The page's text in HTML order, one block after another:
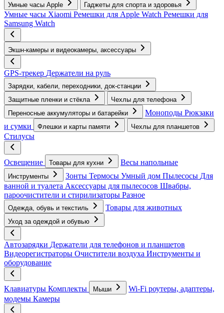
Умные часы Apple Гаджеты для спорта и здоровья
Умные часы Xiaomi Ремешки для Apple Watch Ремешки для
Samsung Watch
Экшн-камеры и видеокамеры, аксессуары
GPS-трекер Держатели на руль
Зарядки, кабели, переходники, док-станции
Защитные пленки и стёкла
Чехлы для телефона
Переносные аккумуляторы и батарейки
Моноподы Рюкзаки
и сумки
Флешки и карты памяти Чехлы для планшетов
Стилусы
Освещение Товары для кухни Весы напольные
Инструменты Зонты Термосы Умный дом Пылесосы Для
ванной и туалета Аксессуары для пылесосов Швабры,
пароочистители и стирилизаторы Разное
Одежда, обувь и текстиль Товары для животных
Уход за одеждой и обувью
Автозарядки Держатели для телефонов и планшетов
Видеорегистраторы Очистители воздуха Инструменты и
оборудование
Клавиатуры Комплекты Мыши
Wi-Fi роутеры, адаптеры,
модемы Камеры